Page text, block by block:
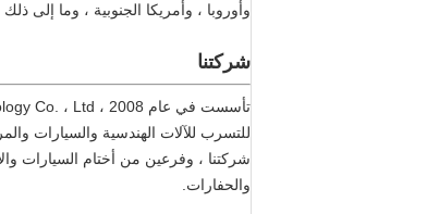
وأوروبا ، وأمريكا الجنوبية ، وما إلى
شركتنا
شركتنا ، وفرعين من أختام السيارات
والحفارات.